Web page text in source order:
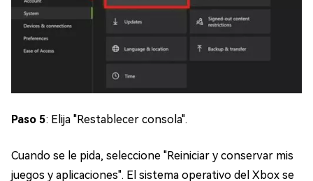
Paso 5: Elija "Restablecer consola".
Cuando se le pida, seleccione "Reiniciar y conservar mis
juegos y aplicaciones". El sistema operativo del Xbox se